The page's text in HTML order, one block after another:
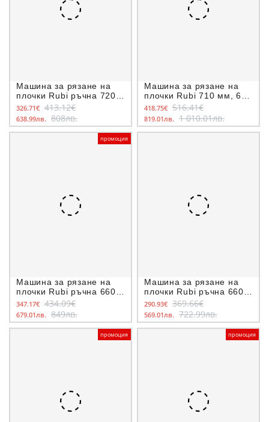
Машина за рязане на
плочки Rubi ръчна 720
мм, 3-15 мм, Speed-72
Magnet
326.71€ 413.12€
638.99лв. 808лв.
Машина за рязане на
плочки Rubi 710 мм, 6-
15 мм, TR-710 Magnet
418.75€ 516.41€
819.01лв. 1 010.01лв.
промоция
Машина за рязане на
плочки Rubi ръчна 660
мм, 6-15 мм, TS-66
347.17€ 434.09€
679.01лв. 849лв.
Машина за рязане на
плочки Rubi ръчна 660
мм, 5-20 мм, TP-66-S
290.93€ 369.66€
569.01лв. 722.99лв.
промоция промоция